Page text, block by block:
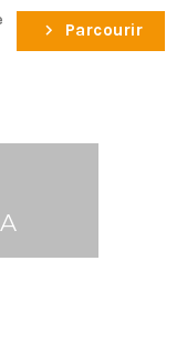
Parcourir